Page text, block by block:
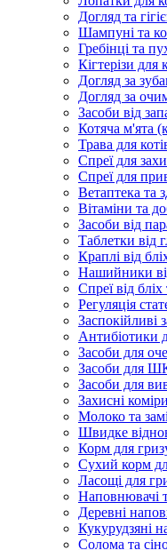
Догляд та
Шампуні та
Гребінці та
Кігтерізи для
Догляд за
Догляд за
Засоби від
Котяча м'ята
Трава для
Спреї для
Спреї для
Ветаптека та
Вітаміни та
Засоби від
Таблетки від
Краплі від
Нашийники
Спреї від бліх
Регуляція
Заспокійливі
Антибіотики
Засоби для
Засоби для
Засоби для
Захисні
Молоко та
Швидке
Корм для
Сухий корм
Ласощі для
Наповнювачі
Деревні
Кукурудзяні
Солома та